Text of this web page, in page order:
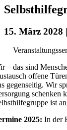
15. März 2028
– das sind
offene
gegenseitig. Wir
schenken
ist
2025: In der